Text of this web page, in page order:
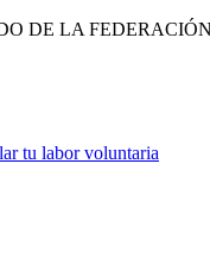
DE LA
tu labor voluntaria